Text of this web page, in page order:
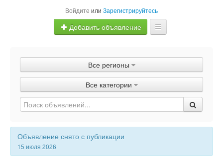
Войдите или Зарегистрируйтесь
Добавить объявление
Объявления
Быстрая продажа
Все регионы
Все категории
Объявление снято с публикации
15 июля 2026